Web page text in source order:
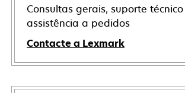
Consultas gerais, suporte técnico
assistência a pedidos
Contacte a Lexmark